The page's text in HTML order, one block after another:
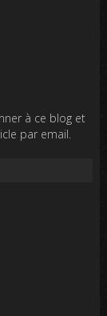
à ce blog et
par email.